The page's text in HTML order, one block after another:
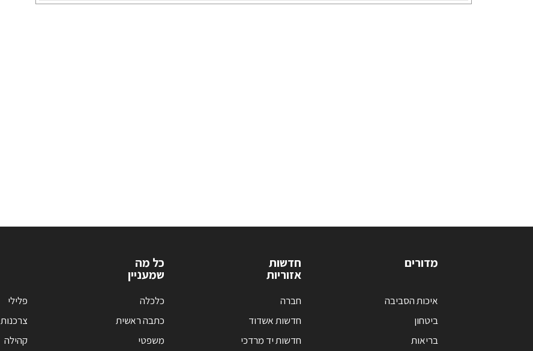
מדורים
איכות הסביבה
ביטחון
בריאות
חדשות
אזוריות
חברה
חדשות אשדוד
חדשות יד מרדכי
כל מה
שמעניין
כלכלה
כתבה ראשית
משפטי
פלילי
צרכנות
קהילה